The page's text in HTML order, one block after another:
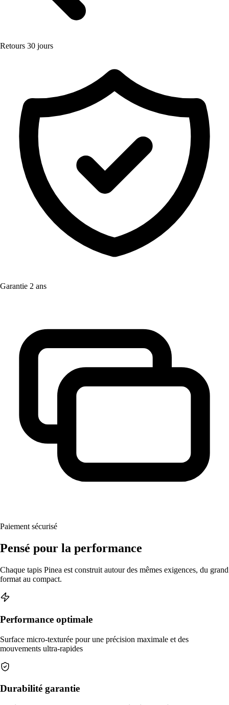
Retours 30 jours
Garantie 2 ans
Paiement sécurisé
Pensé pour la performance
Chaque tapis Pinea est construit autour des mêmes exigences, du grand
format au compact.
Performance optimale
Surface micro-texturée pour une précision maximale et des
mouvements ultra-rapides
Durabilité garantie